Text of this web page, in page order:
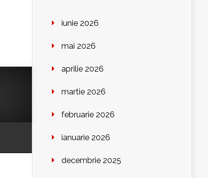
iunie 2026
mai 2026
aprilie 2026
martie 2026
februarie 2026
ianuarie 2026
decembrie 2025